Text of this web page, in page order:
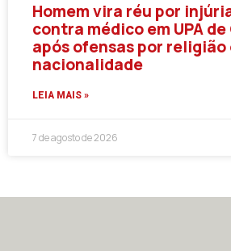
Homem vira réu por
contra médico em UPA
após ofensas por religião
nacionalidade
LEIA MAIS »
7 de agosto de 2026